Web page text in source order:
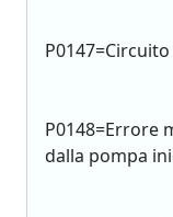
P0148=Errore
dalla pompa